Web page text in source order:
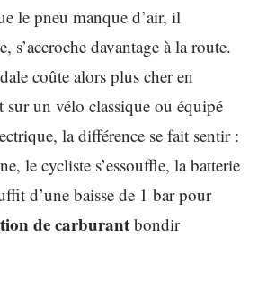
le pneu manque d’air, il
s’accroche davantage à la route.
coûte alors plus cher en
sur un vélo classique ou équipé
la différence se fait sentir :
le cycliste s’essouffle, la batterie
d’une baisse de 1 bar pour
de carburantbondir